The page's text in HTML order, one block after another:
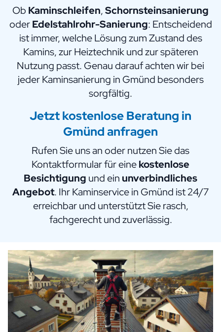
Ob Kaminschleifen,Schornsteinsanierung
oderEdelstahlrohr-Sanierung: Entscheidend
ist immer, welche Lösung zum Zustand des
Kamins, zur Heiztechnik und zur späteren
Nutzung passt. Genau darauf achten wir bei
jeder Kaminsanierung in Gmünd besonders
sorgfältig.
Jetzt kostenlose Beratung in
Gmünd anfragen
Rufen Sie uns an oder nutzen Sie das
Kontaktformular für einekostenlose
Besichtigung und ein unverbindliches
Angebot. Ihr Kaminservice in Gmünd ist 24/7
erreichbar und unterstützt Sie rasch,
fachgerecht und zuverlässig.